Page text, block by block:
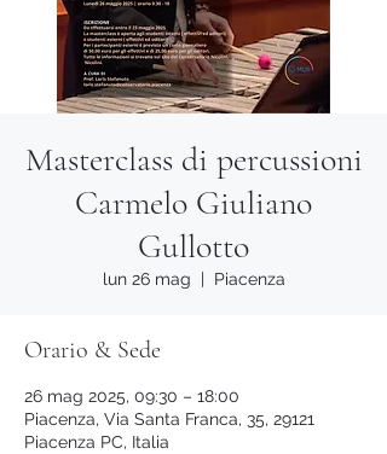
Masterclass di percussioni
Carmelo Giuliano
Gullotto
lun 26 mag
  |
Piacenza
Orario & Sede
26 mag 2025, 09:30 – 18:00
Piacenza, Via Santa Franca, 35, 29121
Piacenza PC, Italia